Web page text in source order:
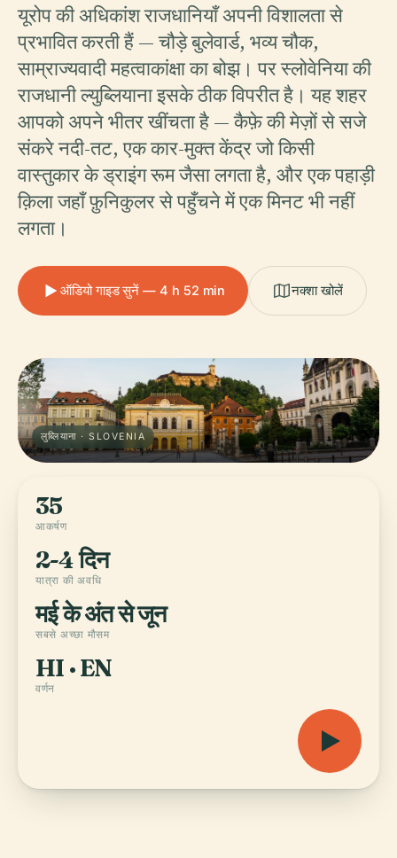
यूरोप की अधिकांश राजधानियाँ अपनी विशालता से
प्रभावित करती हैं — चौड़े बुलेवार्ड, भव्य चौक,
साम्राज्यवादी महत्वाकांक्षा का बोझ। पर स्लोवेनिया की
राजधानी ल्युब्लियाना इसके ठीक विपरीत है। यह शहर
आपको अपने भीतर खींचता है — कैफ़े की मेज़ों से सजे
संकरे नदी-तट, एक कार-मुक्त केंद्र जो किसी
वास्तुकार के ड्राइंग रूम जैसा लगता है, और एक पहाड़ी
क़िला जहाँ फ़ुनिकुलर से पहुँचने में एक मिनट भी नहीं
लगता।
ऑडियो गाइड सुनें — 4 h 52 min नक्शा खोलें
लुब्लियाना · SLOVENIA
35
आकर्षण
2-4 दिन
यात्रा की अवधि
मई के अंत से जून
सबसे अच्छा मौसम
HI · EN
वर्णन